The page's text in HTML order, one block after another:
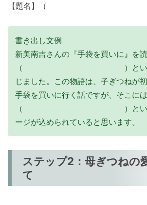
【題名】（
書き出し文例
新美南吉さんの『手袋を買いに』を
（ ）ということ
じました。この物語は、子ぎつねが
手袋を買いに行く話ですが、そこには
（ ）という大切
ージが込められていると思います。
ステップ2：母ぎつねの
て